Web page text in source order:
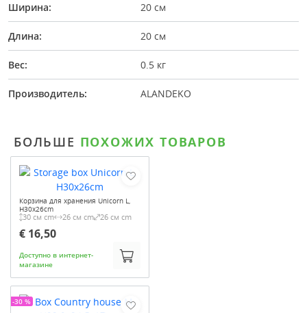
Ширина: 20 см
Длина: 20 см
Вес: 0.5 кг
Производитель: ALANDEKO
БОЛЬШЕ ПОХОЖИХ ТОВАРОВ
Корзина для хранения Unicorn L,
H30x26cm
30 см cm 26 см cm 26 см cm
€ 16,50
Доступно в интернет-
магазине
-30 %